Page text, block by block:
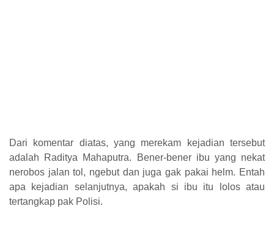
Dari komentar diatas, yang merekam kejadian tersebut
adalah Raditya Mahaputra. Bener-bener ibu yang nekat
nerobos jalan tol, ngebut dan juga gak pakai helm. Entah
apa kejadian selanjutnya, apakah si ibu itu lolos atau
tertangkap pak Polisi.